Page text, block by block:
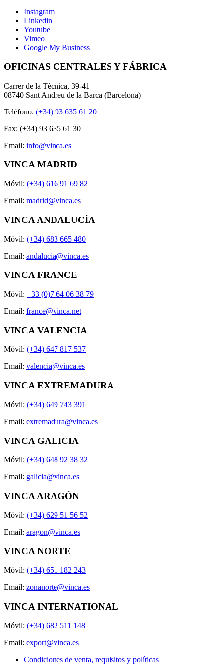
Instagram
Linkedin
Youtube
Vimeo
Google My Business
OFICINAS CENTRALES Y FÁBRICA
Carrer de la Tècnica, 39-41
08740 Sant Andreu de la Barca (Barcelona)
Teléfono: (+34) 93 635 61 20
Fax: (+34) 93 635 61 30
Email: info@vinca.es
VINCA MADRID
Móvil: (+34) 616 91 69 82
Email: madrid@vinca.es
VINCA ANDALUCÍA
Móvil: (+34) 683 665 480
Email: andalucia@vinca.es
VINCA FRANCE
Móvil: +33 (0)7 64 06 38 79
Email: france@vinca.net
VINCA VALENCIA
Móvil: (+34) 647 817 537
Email: valencia@vinca.es
VINCA EXTREMADURA
Móvil: (+34) 649 743 391
Email: extremadura@vinca.es
VINCA GALICIA
Móvil: (+34) 648 92 38 32
Email: galicia@vinca.es
VINCA ARAGÓN
Móvil: (+34) 629 51 56 52
Email: aragon@vinca.es
VINCA NORTE
Móvil: (+34) 651 182 243
Email: zonanorte@vinca.es
VINCA INTERNATIONAL
Móvil: (+34) 682 511 148
Email: export@vinca.es
Condiciones de venta, requisitos y políticas